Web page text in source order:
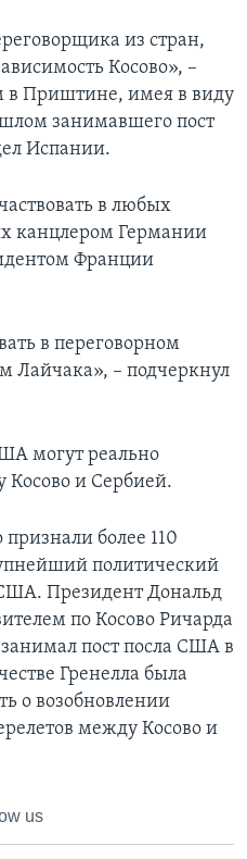
из стран,
Косово», –
в Приштине, имея в виду
занимавшего пост
Испании.
в любых
канцлером Германии
Франции
в переговорном
Лайчака», – подчеркнул
могут реально
Косово и Сербией.
признали более 110
политический
Президент Дональд
по Косово Ричарда
пост посла США в
Гренелла была
о возобновлении
между Косово и
us